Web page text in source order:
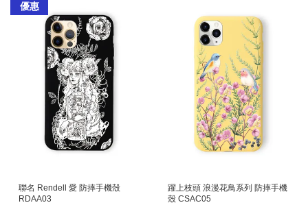
優惠
聯名 Rendell 愛 防摔手機殼
RDAA03
躍上枝頭 浪漫花鳥系列 防摔手機
殼 CSAC05